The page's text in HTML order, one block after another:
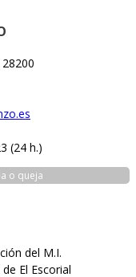
(24 h.)
o queja
del M.I.
El Escorial